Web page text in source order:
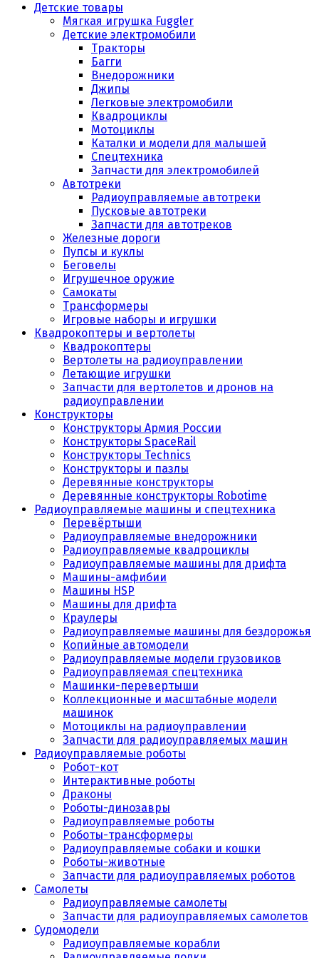
Детские товары
Мягкая игрушка Fuggler
Детские электромобили
Тракторы
Багги
Внедорожники
Джипы
Легковые электромобили
Квадроциклы
Мотоциклы
Каталки и модели для малышей
Спецтехника
Запчасти для электромобилей
Автотреки
Радиоуправляемые автотреки
Пусковые автотреки
Запчасти для автотреков
Железные дороги
Пупсы и куклы
Беговелы
Игрушечное оружие
Самокаты
Трансформеры
Игровые наборы и игрушки
Квадрокоптеры и вертолеты
Квадрокоптеры
Вертолеты на радиоуправлении
Летающие игрушки
Запчасти для вертолетов и дронов на
радиоуправлении
Конструкторы
Конструкторы Армия России
Конструкторы SpaceRail
Конструкторы Technics
Конструкторы и пазлы
Деревянные конструкторы
Деревянные конструкторы Robotime
Радиоуправляемые машины и спецтехника
Перевёртыши
Радиоуправляемые внедорожники
Радиоуправляемые квадроциклы
Радиоуправляемые машины для дрифта
Машины-амфибии
Машины HSP
Машины для дрифта
Краулеры
Радиоуправляемые машины для бездорожья
Копийные автомодели
Радиоуправляемые модели грузовиков
Радиоуправляемая спецтехника
Машинки-перевертыши
Коллекционные и масштабные модели
машинок
Мотоциклы на радиоуправлении
Запчасти для радиоуправляемых машин
Радиоуправляемые роботы
Робот-кот
Интерактивные роботы
Драконы
Роботы-динозавры
Радиоуправляемые роботы
Роботы-трансформеры
Радиоуправляемые собаки и кошки
Роботы-животные
Запчасти для радиоуправляемых роботов
Самолеты
Радиоуправляемые самолеты
Запчасти для радиоуправляемых самолетов
Судомодели
Радиоуправляемые корабли